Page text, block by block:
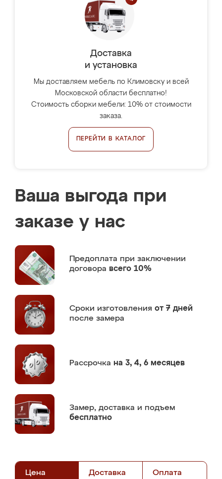
Доставка
и установка
Мы доставляем мебель по Климовску и всей
Московской области бесплатно!
Стоимость сборки мебели: 10% от стоимости
заказа.
ПЕРЕЙТИ В КАТАЛОГ
Ваша выгода при
заказе у нас
Предоплата при заключении
договора всего 10%
Сроки изготовления от 7 дней
после замера
Рассрочка на 3, 4, 6 месяцев
Замер, доставка и подъем
бесплатно
Цена Доставка Оплата